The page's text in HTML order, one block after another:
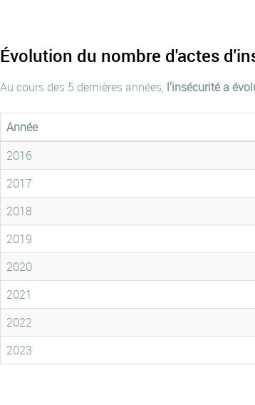
Évolution du nombre d'actes
Au cours des 5 dernières années, l'insécurité a
Année
2016
2017
2018
2019
2020
2021
2022
2023